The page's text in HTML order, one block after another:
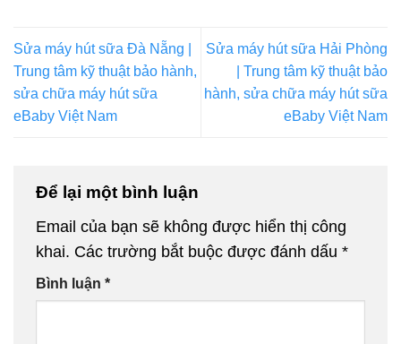
Sửa máy hút sữa Đà Nẵng |
Trung tâm kỹ thuật bảo hành,
sửa chữa máy hút sữa
eBaby Việt Nam
Sửa máy hút sữa Hải Phòng
| Trung tâm kỹ thuật bảo
hành, sửa chữa máy hút sữa
eBaby Việt Nam
Để lại một bình luận
Email của bạn sẽ không được hiển thị công
khai. Các trường bắt buộc được đánh dấu *
Bình luận *